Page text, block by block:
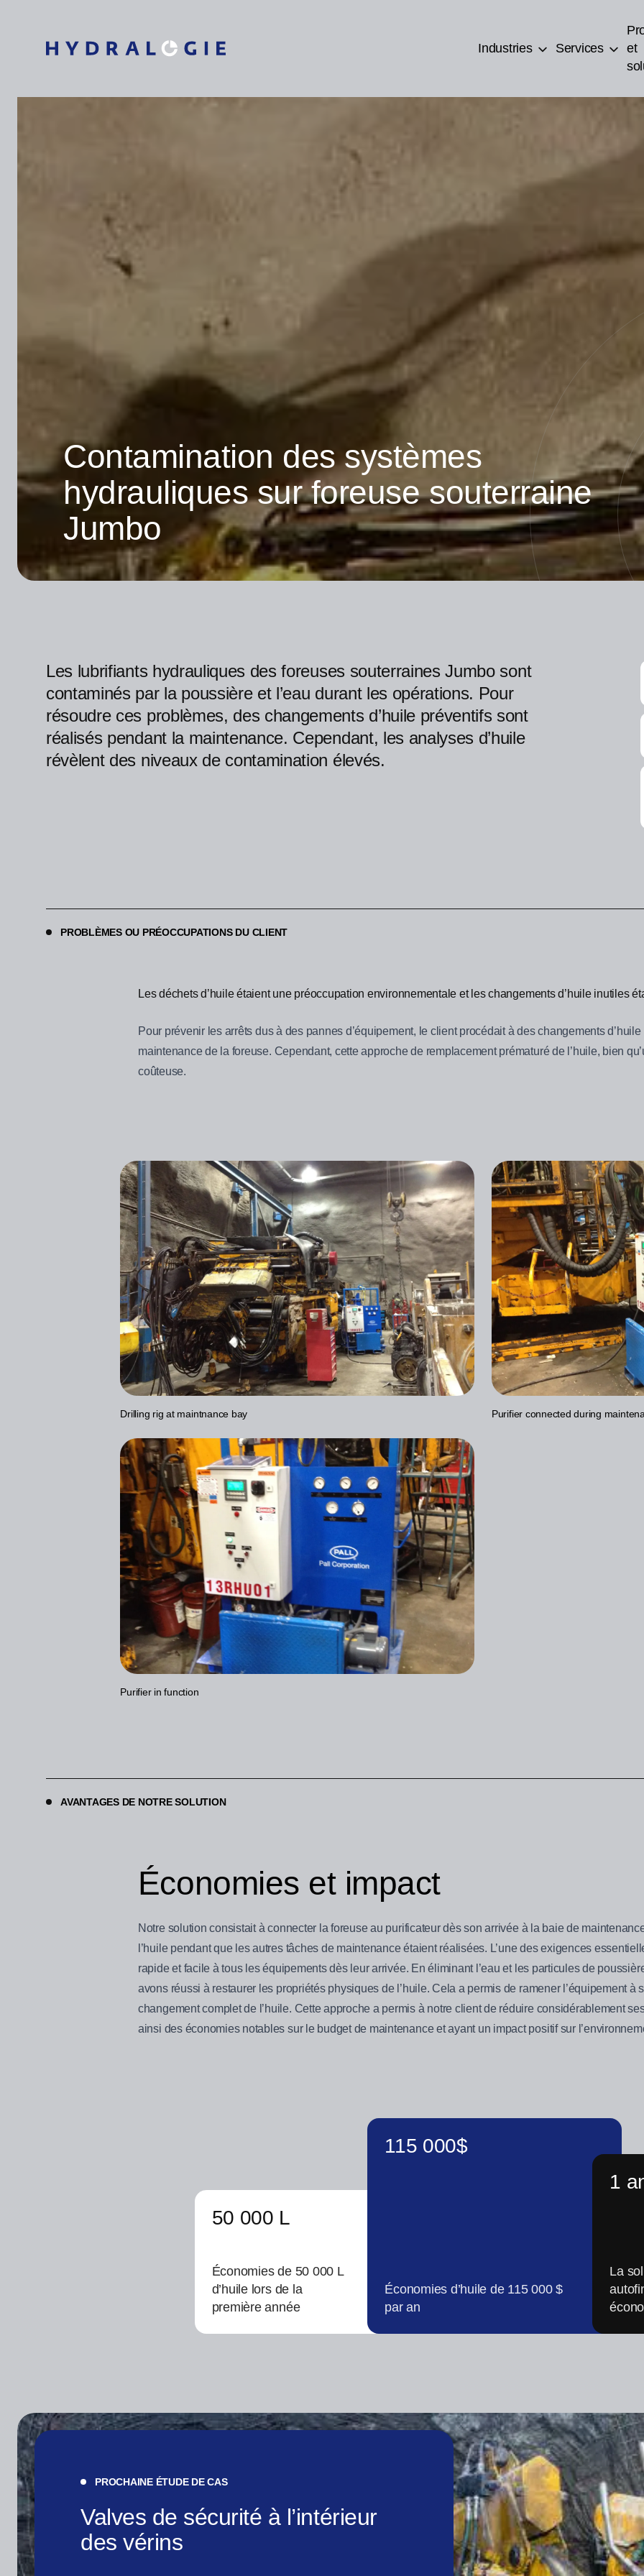
Industries Services
et
Contamination des systèmes
hydrauliques sur foreuse souterraine
Jumbo
Les lubrifiants hydrauliques des foreuses souterraines Jumbo sont
contaminés par la poussière et l’eau durant les opérations. Pour
résoudre ces problèmes, des changements d’huile préventifs sont
réalisés pendant la maintenance. Cependant, les analyses d’huile
révèlent des niveaux de contamination élevés.
PROBLÈMES OU PRÉOCCUPATIONS DU CLIENT
Les déchets d’huile étaient une préoccupation environnementale et les changements d’huile inutiles
Pour prévenir les arrêts dus à des pannes d’équipement, le client procédait à des changements
maintenance de la foreuse. Cependant, cette approche de remplacement prématuré de l’huile, bien
coûteuse.
Drilling rig at maintnance bay Purifier connected during
Purifier in function
AVANTAGES DE NOTRE SOLUTION
Économies et impact
Notre solution consistait à connecter la foreuse au purificateur dès son arrivée à la baie de
l’huile pendant que les autres tâches de maintenance étaient réalisées. L’une des exigences
rapide et facile à tous les équipements dès leur arrivée. En éliminant l’eau et les particules de
avons réussi à restaurer les propriétés physiques de l’huile. Cela a permis de ramener l’équipement à
changement complet de l’huile. Cette approche a permis à notre client de réduire considérablement
ainsi des économies notables sur le budget de maintenance et ayant un impact positif sur
50 000 L
Économies de 50 000 L
d’huile lors de la
première année
115 000$
Économies d’huile de 115 000 $
par an
1
La
PROCHAINE ÉTUDE DE CAS
Valves de sécurité à l’intérieur
des vérins